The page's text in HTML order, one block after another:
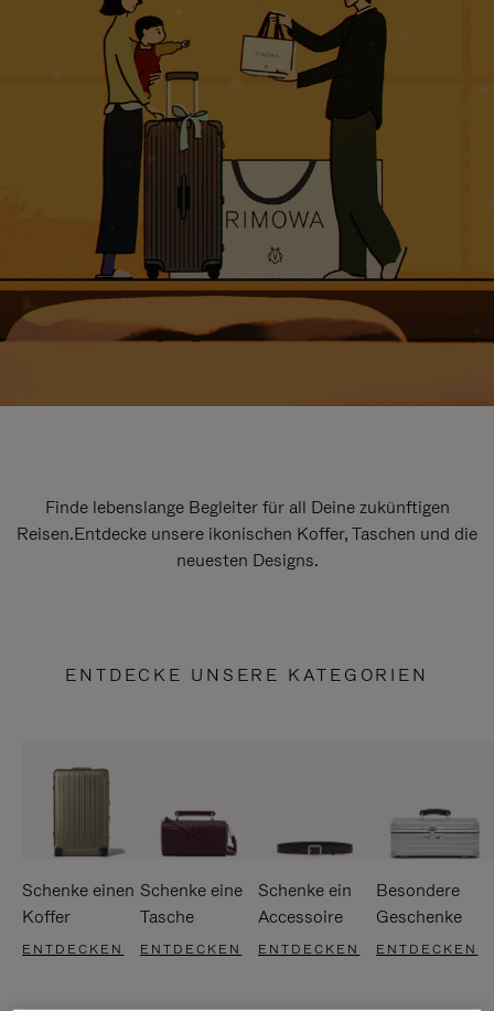
Finde lebenslange Begleiter für all Deine zukünftigen
Reisen.Entdecke unsere ikonischen Koffer, Taschen und die
neuesten Designs.
ENTDECKE UNSERE KATEGORIEN
Schenke einen
Koffer
ENTDECKEN
Schenke eine
Tasche
ENTDECKEN
Schenke ein
Accessoire
ENTDECKEN
Besondere
Geschenke
ENTDECKEN